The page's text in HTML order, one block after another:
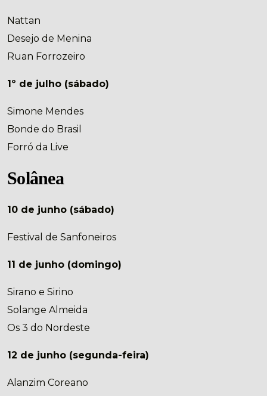
Nattan
Desejo de Menina
Ruan Forrozeiro
1º de julho (sábado)
Simone Mendes
Bonde do Brasil
Forró da Live
Solânea
10 de junho (sábado)
Festival de Sanfoneiros
11 de junho (domingo)
Sirano e Sirino
Solange Almeida
Os 3 do Nordeste
12 de junho (segunda-feira)
Alanzim Coreano